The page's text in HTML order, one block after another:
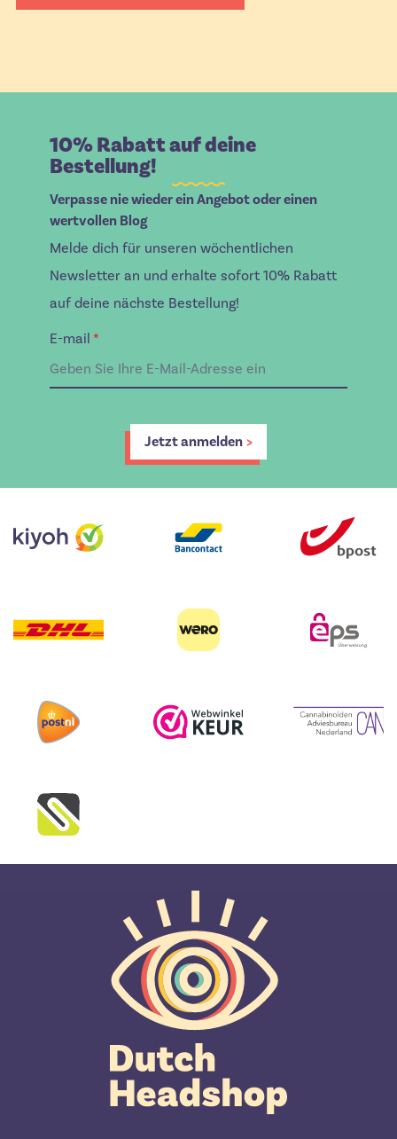
10% Rabatt auf deine
Bestellung!
Verpasse nie wieder ein Angebot oder einen
wertvollen Blog
Melde dich für unseren wöchentlichen
Newsletter an und erhalte sofort 10% Rabatt
auf deine nächste Bestellung!
E-mail *
Jetzt anmelden >